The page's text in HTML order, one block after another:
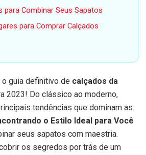
para Combinar Seus Sapatos
para Comprar Calçados
guia definitivo de calçados da
2023! Do clássico ao moderno,
tendências que dominam as
o Estilo Ideal para Você
seus sapatos com maestria.
os segredos por trás de um